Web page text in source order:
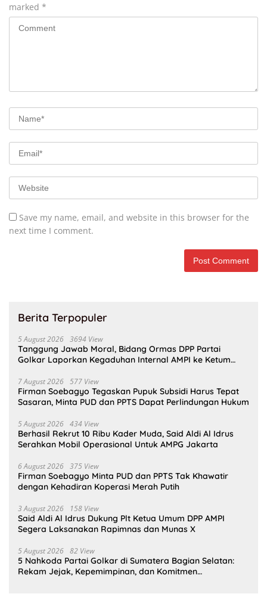
marked *
Save my name, email, and website in this browser for the
next time I comment.
Berita Terpopuler
5 August 2026 3694 View
Tanggung Jawab Moral, Bidang Ormas DPP Partai
Golkar Laporkan Kegaduhan Internal AMPI ke Ketum
7 August 2026 577 View
Firman Soebagyo Tegaskan Pupuk Subsidi Harus Tepat
Sasaran, Minta PUD dan PPTS Dapat Perlindungan Hukum
5 August 2026 434 View
Berhasil Rekrut 10 Ribu Kader Muda, Said Aldi Al Idrus
Serahkan Mobil Operasional Untuk AMPG Jakarta
6 August 2026 375 View
Firman Soebagyo Minta PUD dan PPTS Tak Khawatir
dengan Kehadiran Koperasi Merah Putih
3 August 2026 158 View
Said Aldi Al Idrus Dukung Plt Ketua Umum DPP AMPI
Segera Laksanakan Rapimnas dan Munas X
5 August 2026 82 View
5 Nahkoda Partai Golkar di Sumatera Bagian Selatan:
Rekam Jejak, Kepemimpinan, dan Komitmen